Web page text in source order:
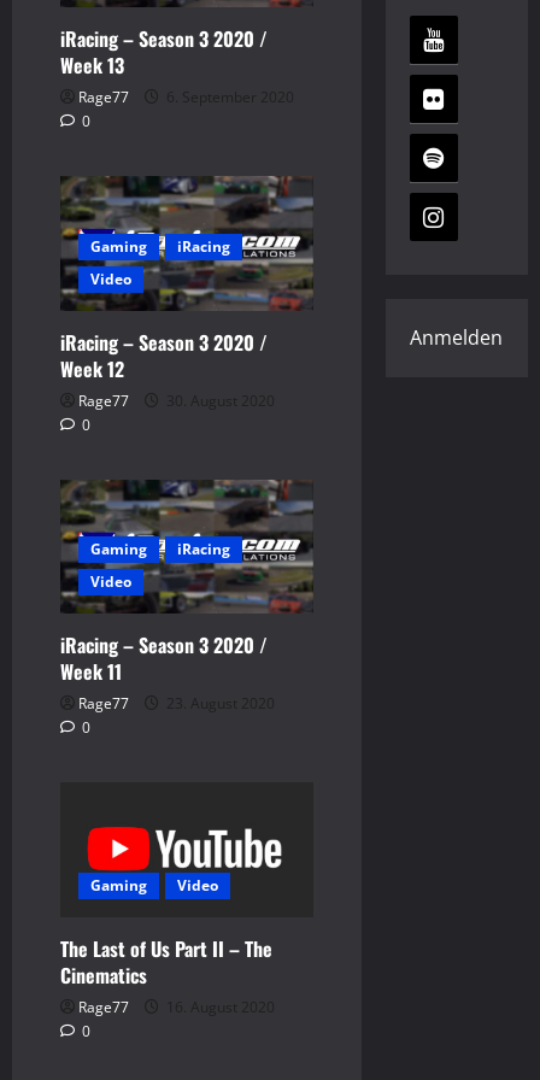
iRacing – Season 3 2020 /
Week 13
Rage77
6. September 2020
0
Gaming
iRacing
Video
iRacing – Season 3 2020 /
Week 12
Rage77
30. August 2020
0
Gaming
iRacing
Video
iRacing – Season 3 2020 /
Week 11
Rage77
23. August 2020
0
Gaming Video
The Last of Us Part II – The
Cinematics
Rage77
16. August 2020
0
Anmelden